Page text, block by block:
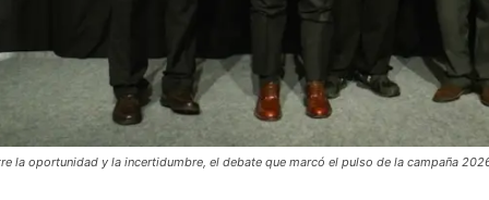
la oportunidad y la incertidumbre, el debate que marcó el pulso de la campaña